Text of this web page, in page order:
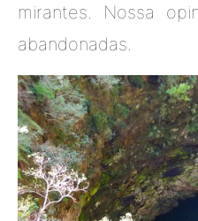
mirantes. Nossa
abandonadas.